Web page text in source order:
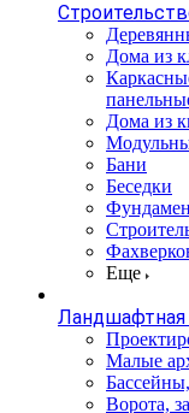
Дома из
Дома из
Бани
Беседки
Еще
Ландшафтная
Малые
Ворота,